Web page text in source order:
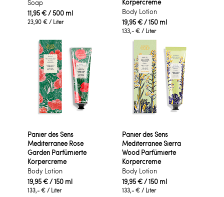
Soap
11,95 €/ 500 ml
23,90 € / Liter
Körpercreme
Body Lotion
19,95 €/ 150 ml
133,- € / Liter
Panier des Sens
Mediterranee Rose
Garden Parfümierte
Körpercreme
Body Lotion
19,95 €/ 150 ml
133,- € / Liter
Panier des Sens
Mediterranee Sierra
Wood Parfümierte
Körpercreme
Body Lotion
19,95 €/ 150 ml
133,- € / Liter